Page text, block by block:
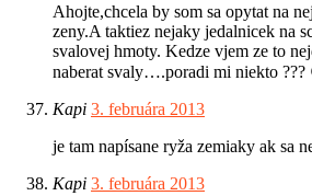
Ahojte,chcela by som sa opytat na
zeny.A taktiez nejaky jedalnicek na
svalovej hmoty. Kedze vjem ze to
naberat svaly….poradi mi niekto ???
Kapi 3. februára 2013
je tam napísane ryža zemiaky ak sa
Kapi 3. februára 2013